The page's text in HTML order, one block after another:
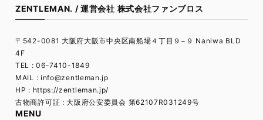
ZENTLEMAN. / 運営会社 株式会社ファンブロス
〒542-0081 大阪府大阪市中央区南船場４丁目９−９ Naniwa BLD
4F
TEL : 06-7410-1849
MAIL : info@zentleman.jp
HP : https://zentleman.jp/
古物商許可証 : 大阪府公安委員会 第62107R031249号
MENU